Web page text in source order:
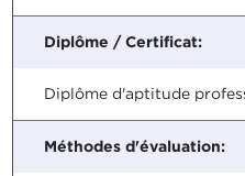
Diplôme / Certificat:
Diplôme d'aptitude
Méthodes d'évaluation: